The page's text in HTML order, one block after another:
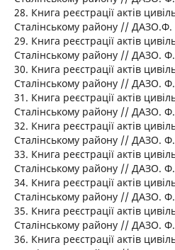
28. Книга реєстрації актів
Сталінському району //
29. Книга реєстрації актів
Сталінському району // ДАЗО.
30. Книга реєстрації актів
Сталінському району // ДАЗО.
31. Книга реєстрації актів
Сталінському району // ДАЗО.
32. Книга реєстрації актів
Сталінському району // ДАЗО.
33. Книга реєстрації актів
Сталінському району // ДАЗО.
34. Книга реєстрації актів
Сталінському району // ДАЗО.
35. Книга реєстрації актів
Сталінському району // ДАЗО.
36. Книга реєстрації актів